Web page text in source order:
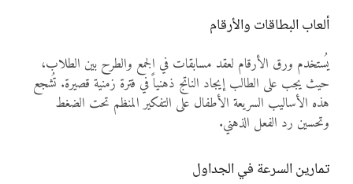
ألعاب البطاقات والأرقام
يُستخدم ورق الأرقام لعقد مسابقات في الجمع والطرح بين الطلاب،
حيث يجب على الطالب إيجاد الناتج ذهنياً في فترة زمنية قصيرة. تُشجع
هذه الأساليب السريعة الأطفال على التفكير المنظم تحت الضغط
وتحسين رد الفعل الذهني.
تمارين السرعة في الجداول